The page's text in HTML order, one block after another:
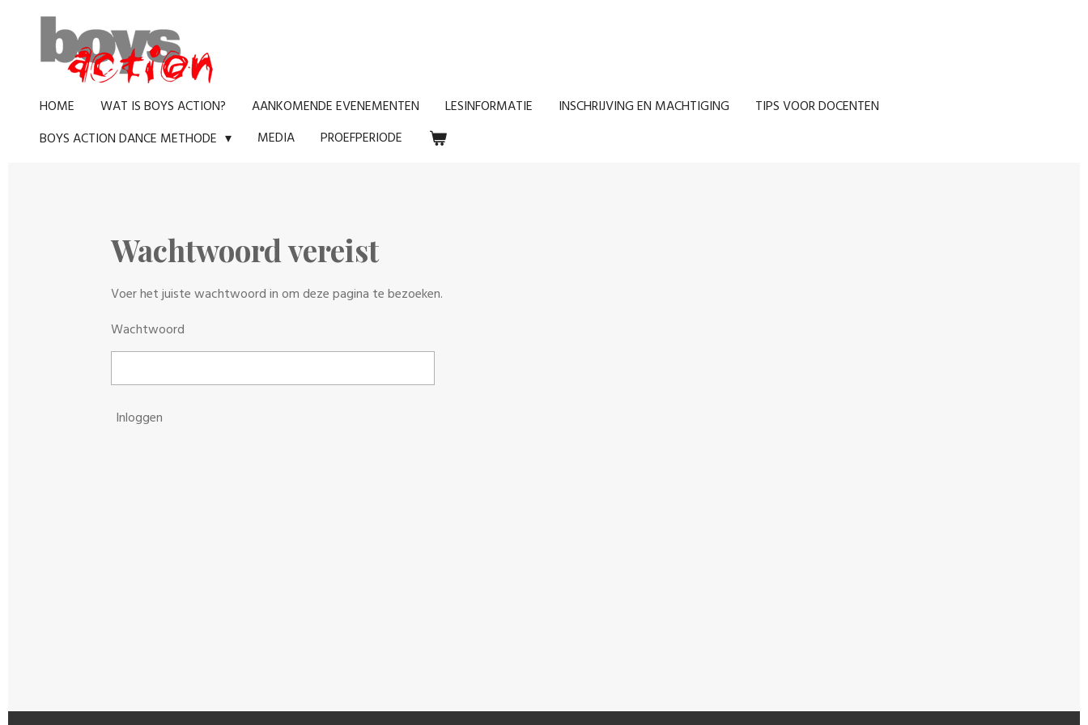
hoofdinhoud
HOME WAT IS BOYS ACTION? AANKOMENDE EVENEMENTEN LESINFORMATIE INSCHRIJVING EN MACHTIGING
TIPS VOOR DOCENTEN
BOYS ACTION DANCE METHODE
MEDIA PROEFPERIODE
Wachtwoord vereist
Voer het juiste wachtwoord in om deze pagina te bezoeken.
Wachtwoord
Inloggen